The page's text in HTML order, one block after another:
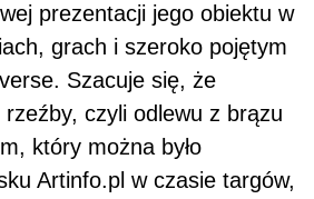
prezentacji jego obiektu w
grach i szeroko pojętym
Szacuje się, że
czyli odlewu z brązu
który można było
Artinfo.pl w czasie targów,